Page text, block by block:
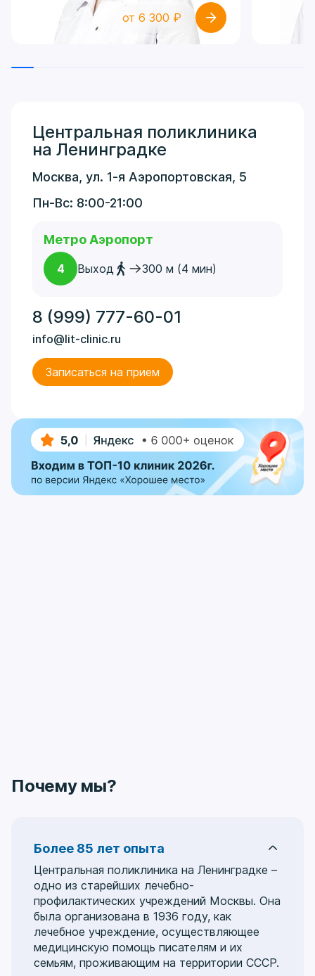
от 6 300 ₽
Центральная поликлиника
на Ленинградке
Москва, ул. 1-я Аэропортовская, 5
Пн-Вс: 8:00-21:00
Метро Аэропорт
4 Выход 300 м (4 мин)
8 (999) 777-60-01
info@lit-clinic.ru
Записаться на прием
Почему мы?
Более 85 лет опыта
Центральная поликлиника на Ленинградке –
одно из старейших лечебно-
профилактических учреждений Москвы. Она
была организована в 1936 году, как
лечебное учреждение, осуществляющее
медицинскую помощь писателям и их
семьям, проживающим на территории СССР.